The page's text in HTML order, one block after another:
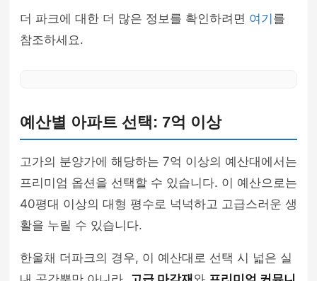
더 파크에 대한 더 많은 정보를 확인하려면 여기 를
참조하세요.
예산별 아파트 선택: 7억 이상
고가의 분양가에 해당하는 7억 이상의 예산대에서는
프리미엄 옵션을 선택할 수 있습니다. 이 예산으로는
40평대 이상의 대형 평수로 넉넉하고 고급스러운 생
활을 누릴 수 있습니다.
한울채 더파크의 경우, 이 예산대로 선택 시 넓은 실